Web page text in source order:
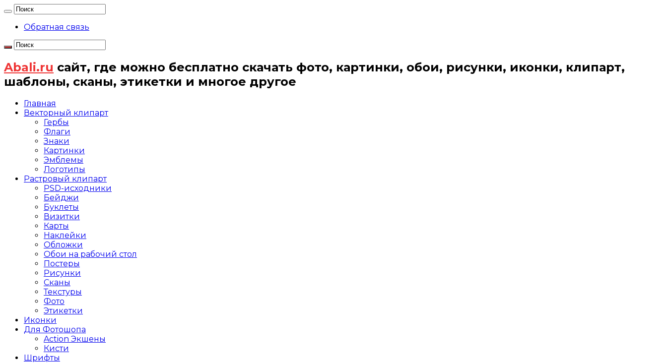
Обратная связь
Abali.ru сайт, где можно бесплатно скачать фото, картинки, обои, рисунки, иконки, клипарт,
шаблоны, сканы, этикетки и многое другое
Главная
Векторный клипарт
Гербы
Флаги
Знаки
Картинки
Эмблемы
Логотипы
Растровый клипарт
PSD-исходники
Бейджи
Буклеты
Визитки
Карты
Наклейки
Обложки
Обои на рабочий стол
Постеры
Рисунки
Сканы
Текстуры
Фото
Этикетки
Иконки
Для Фотошопа
Action Экшены
Кисти
Шрифты